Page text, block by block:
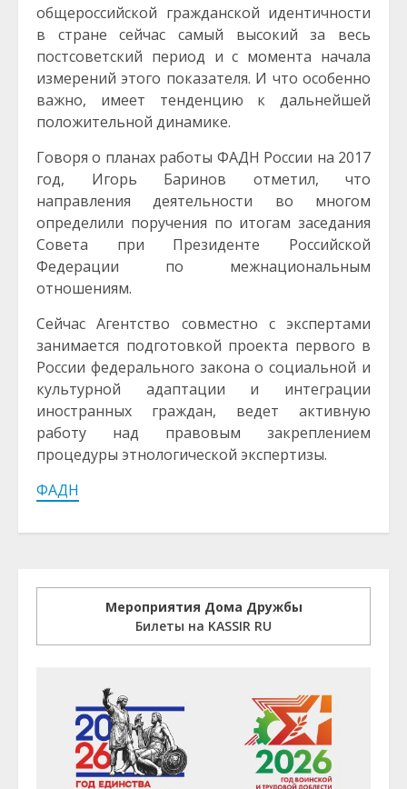
общероссийской гражданской идентичности
в стране сейчас самый высокий за весь
постсоветский период и с момента начала
измерений этого показателя. И что особенно
важно, имеет тенденцию к дальнейшей
положительной динамике.
Говоря о планах работы ФАДН России на 2017
год, Игорь Баринов отметил, что
направления деятельности во многом
определили поручения по итогам заседания
Совета при Президенте Российской
Федерации по межнациональным
отношениям.
Сейчас Агентство совместно с экспертами
занимается подготовкой проекта первого в
России федерального закона о социальной и
культурной адаптации и интеграции
иностранных граждан, ведет активную
работу над правовым закреплением
процедуры этнологической экспертизы.
ФАДН
Мероприятия Дома Дружбы
Билеты на KASSIR RU